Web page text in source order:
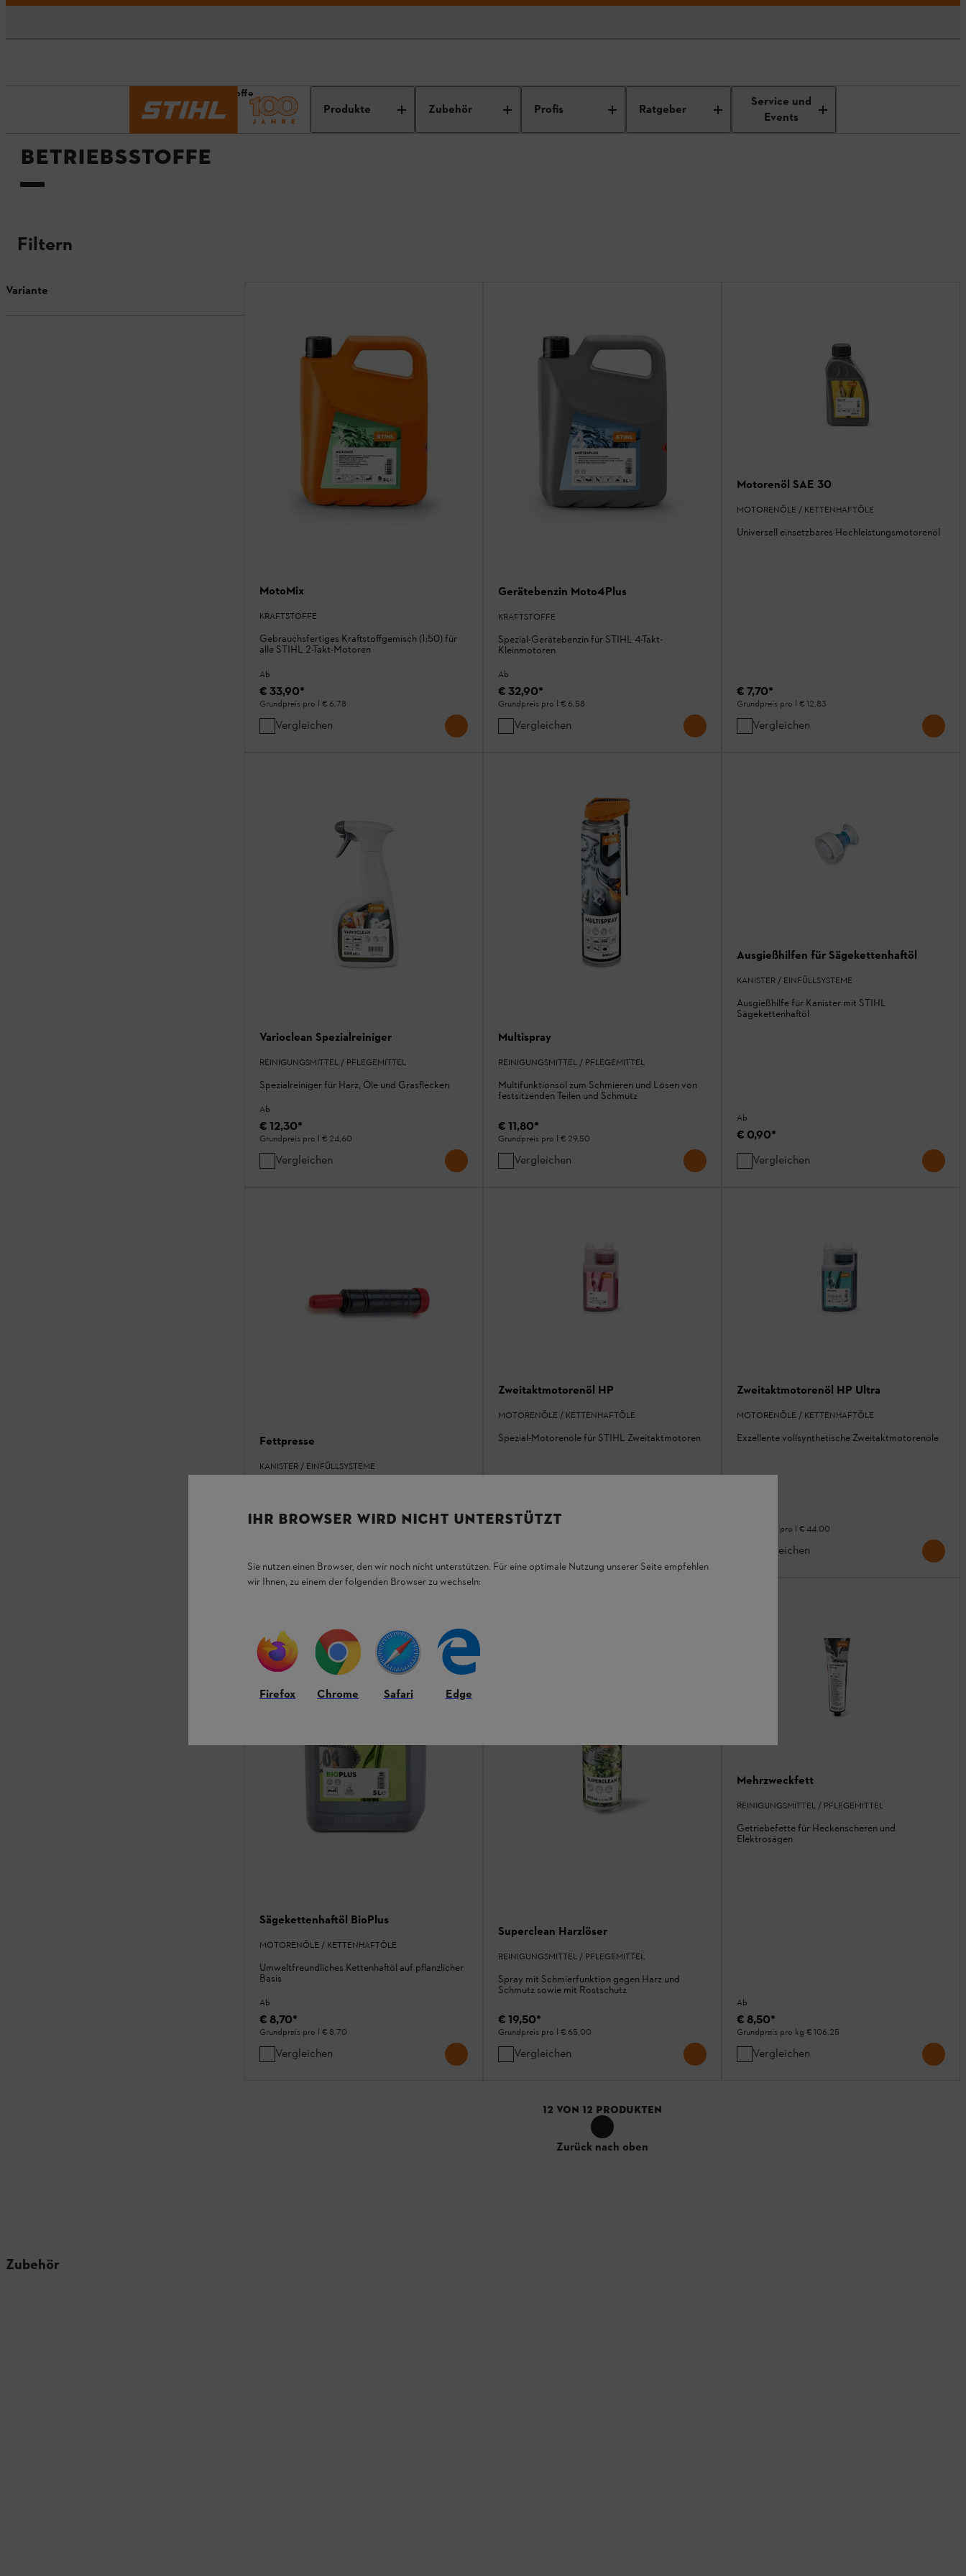
Produkte Zubehör Profis Ratgeber
Service und
Events
Betriebsstoffe
BETRIEBSSTOFFE
Filtern
Variante
MotoMix
KRAFTSTOFFE
Gebrauchsfertiges Kraftstoffgemisch (1:50) für
alle STIHL 2-Takt-Motoren
Ab
€ 33,90*
Grundpreis pro l € 6,78
Vergleichen
Gerätebenzin Moto4Plus
KRAFTSTOFFE
Spezial-Gerätebenzin für STIHL 4-Takt-
Kleinmotoren
Ab
€ 32,90*
Grundpreis pro l € 6,58
Vergleichen
Motorenöl SAE 30
MOTORENÖLE / KETTENHAFTÖLE
Universell einsetzbares Hochleistungsmotorenöl
€ 7,70*
Grundpreis pro l € 12,83
Vergleichen
Varioclean Spezialreiniger
REINIGUNGSMITTEL / PFLEGEMITTEL
Spezialreiniger für Harz, Öle und Grasflecken
Ab
€ 12,30*
Grundpreis pro l € 24,60
Vergleichen
Multispray
REINIGUNGSMITTEL / PFLEGEMITTEL
Multifunktionsöl zum Schmieren und Lösen von
festsitzenden Teilen und Schmutz
€ 11,80*
Grundpreis pro l € 29,50
Vergleichen
Ausgießhilfen für Sägekettenhaftöl
KANISTER / EINFÜLLSYSTEME
Ausgießhilfe für Kanister mit STIHL
Sägekettenhaftöl
Ab
€ 0,90*
Vergleichen
Fettpresse
KANISTER / EINFÜLLSYSTEME
€ 12,60*
Zweitaktmotorenöl HP
MOTORENÖLE / KETTENHAFTÖLE
Spezial-Motorenöle für STIHL Zweitaktmotoren
€ 2,80*
Zweitaktmotorenöl HP Ultra
MOTORENÖLE / KETTENHAFTÖLE
Exzellente vollsynthetische Zweitaktmotorenöle
Grundpreis pro l € 44,00
Vergleichen
Sägekettenhaftöl BioPlus
MOTORENÖLE / KETTENHAFTÖLE
Umweltfreundliches Kettenhaftöl auf pflanzlicher
Basis
Ab
€ 8,70*
Grundpreis pro l € 8,70
Vergleichen
Superclean Harzlöser
REINIGUNGSMITTEL / PFLEGEMITTEL
Spray mit Schmierfunktion gegen Harz und
Schmutz sowie mit Rostschutz
€ 19,50*
Grundpreis pro l € 65,00
Vergleichen
Mehrzweckfett
REINIGUNGSMITTEL / PFLEGEMITTEL
Getriebefette für Heckenscheren und
Elektrosägen
Ab
€ 8,50*
Grundpreis pro kg € 106,25
Vergleichen
12 VON 12 PRODUKTEN
Zurück nach oben
Zubehör
IHR BROWSER WIRD NICHT UNTERSTÜTZT
Sie nutzen einen Browser, den wir noch nicht unterstützen. Für eine optimale Nutzung unserer Seite empfehlen
wir Ihnen, zu einem der folgenden Browser zu wechseln:
Firefox Chrome Safari Edge